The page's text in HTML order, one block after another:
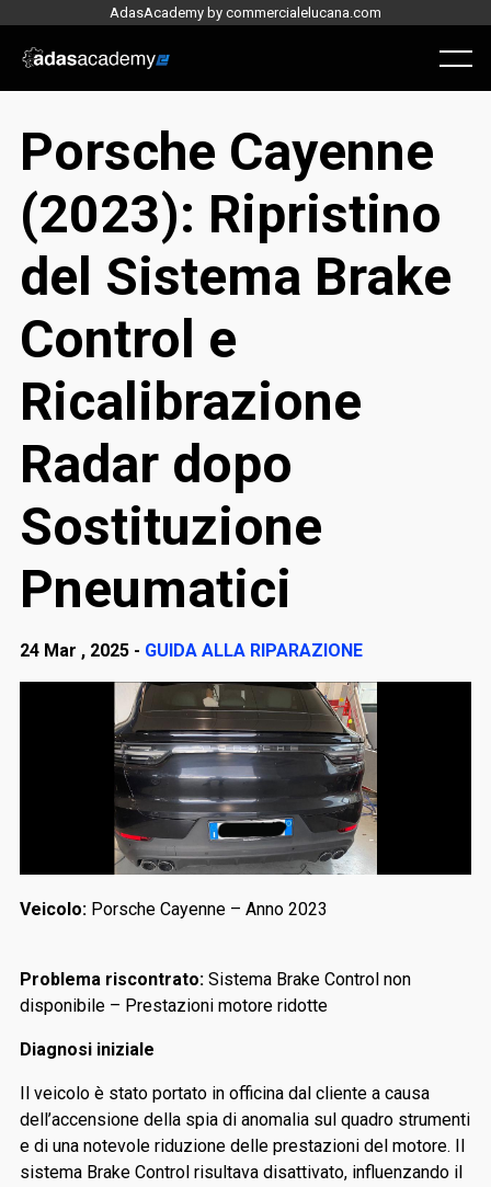
to
content
AdasAcademy by commercialelucana.com
Menu
Porsche Cayenne
(2023): Ripristino
del Sistema Brake
Control e
Ricalibrazione
Radar dopo
Sostituzione
Pneumatici
24 Mar , 2025 - GUIDA ALLA RIPARAZIONE
Veicolo:Porsche Cayenne – Anno 2023
Problema riscontrato:Sistema Brake Control non
disponibile – Prestazioni motore ridotte
Diagnosi iniziale
Il veicolo è stato portato in officina dal cliente a causa
dell’accensione della spia di anomalia sul quadro strumenti
e di una notevole riduzione delle prestazioni del motore. Il
sistema Brake Control risultava disattivato, influenzando il